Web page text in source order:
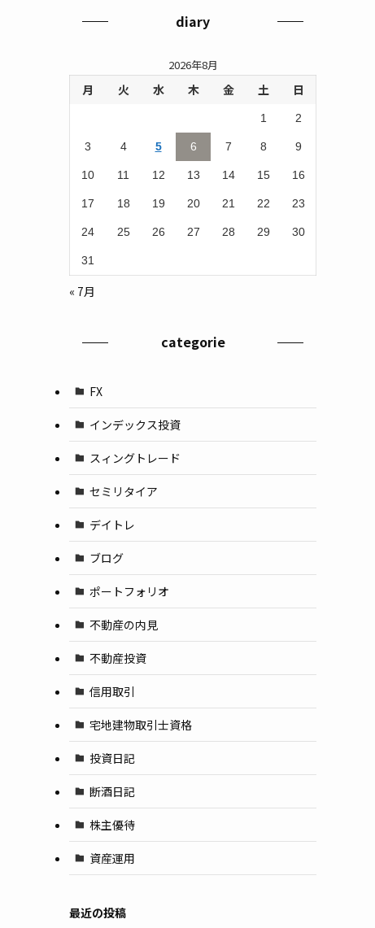
diary
2026年8月
月 火 水 木 金 土 日
1 2
3 4 5 6 7 8 9
10 11 12 13 14 15 16
17 18 19 20 21 22 23
24 25 26 27 28 29 30
31
« 7月
categorie
FX
インデックス投資
スィングトレード
セミリタイア
デイトレ
ブログ
ポートフォリオ
不動産の内見
不動産投資
信用取引
宅地建物取引士資格
投資日記
断酒日記
株主優待
資産運用
最近の投稿